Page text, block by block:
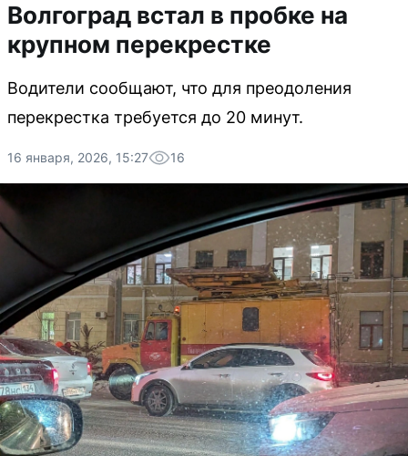
Волгоград встал в пробке на
крупном перекрестке
Водители сообщают, что для преодоления
перекрестка требуется до 20 минут.
16 января, 2026, 15:27 16